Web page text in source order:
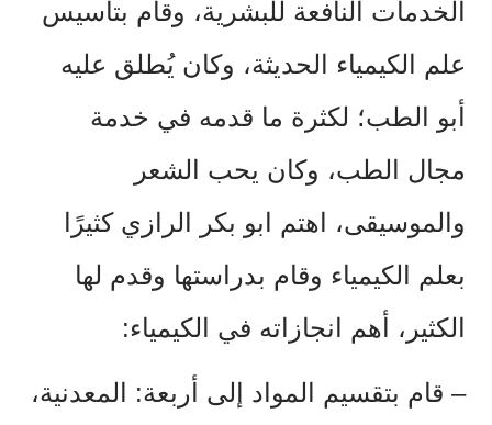
الخدمات النافعة للبشرية، وقام بتأسيس
علم الكيمياء الحديثة، وكان يُطلق عليه
أبو الطب؛ لكثرة ما قدمه في خدمة
مجال الطب، وكان يحب الشعر
والموسيقى، اهتم ابو بكر الرازي كثيرًا
بعلم الكيمياء وقام بدراستها وقدم لها
الكثير، أهم انجازاته في الكيمياء:
– قام بتقسيم المواد إلى أربعة: المعدنية،